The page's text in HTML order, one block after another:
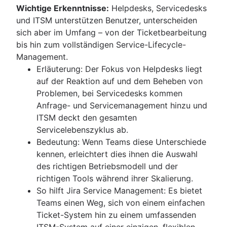
HR-Workflow-Automatisierung
Übergang vom E-Mail-Support
Servicekatalog
Was ist ein virtueller Agent
IT-Support
IT-Serviceportal
IT-Ticketsystem
Service request process
IT-Asset-Management
Überblick
Configuration Management Databases (CMDs)
Konfigurationsmanagement und Asset-
Best Practices für das IT- und Software-Asset-
Management
Asset-Verfolgung
Hardware-Asset-Management
Asset-Management-Lebenszyklus
Vorfallmanagement
Überblick
IT Service Continuity Management (ITSCM)
Informationen zu Vorfällen
Überblick
Vorlagen
Workshop
Incident Response
Überblick
Bereitschaftsdienst
IT-Management
Überblick
Problemmanagement
Überblick
Wichtige Erkenntnisse: Helpdesks, Servicedesks
und ITSM unterstützen Benutzer, unterscheiden
sich aber im Umfang – von der Ticketbearbeitung
bis hin zum vollständigen Service-Lifecycle-
Management.
Erläuterung: Der Fokus von Helpdesks liegt
auf der Reaktion auf und dem Beheben von
Problemen, bei Servicedesks kommen
Anfrage- und Servicemanagement hinzu und
ITSM deckt den gesamten
Servicelebenszyklus ab.
Bedeutung: Wenn Teams diese Unterschiede
kennen, erleichtert dies ihnen die Auswahl
des richtigen Betriebsmodell und der
richtigen Tools während ihrer Skalierung.
So hilft Jira Service Management: Es bietet
Teams einen Weg, sich von einem einfachen
Ticket-System hin zu einem umfassenden